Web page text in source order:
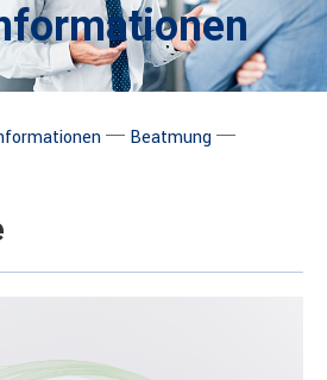
─ Beatmung─